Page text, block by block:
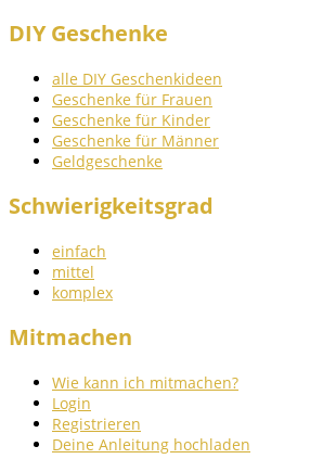
DIY Geschenke
alle DIY Geschenkideen
Geschenke für Frauen
Geschenke für Kinder
Geschenke für Männer
Geldgeschenke
Schwierigkeitsgrad
einfach
mittel
komplex
Mitmachen
Wie kann ich mitmachen?
Login
Registrieren
Deine Anleitung hochladen